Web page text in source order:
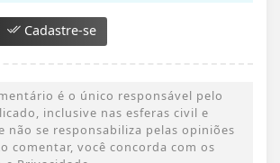
Cadastre-se
é o único responsável pelo
inclusive nas esferas civil e
não se responsabiliza pelas opiniões
comentar, você concorda com os